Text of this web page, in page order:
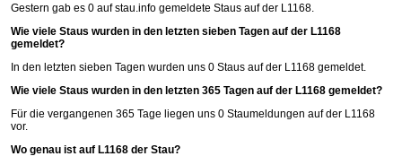
Gestern gab es 0 aufstau.info gemeldete Staus auf der L1168.
Wie viele Staus wurden in den letzten sieben Tagen auf der L1168
gemeldet?
In den letzten sieben Tagen wurden uns 0 Staus auf der L1168 gemeldet.
Wie viele Staus wurden in den letzten 365 Tagen auf der L1168 gemeldet?
Für die vergangenen 365 Tage liegen uns 0 Staumeldungen auf der L1168
vor.
Wo genau ist auf L1168 der Stau?